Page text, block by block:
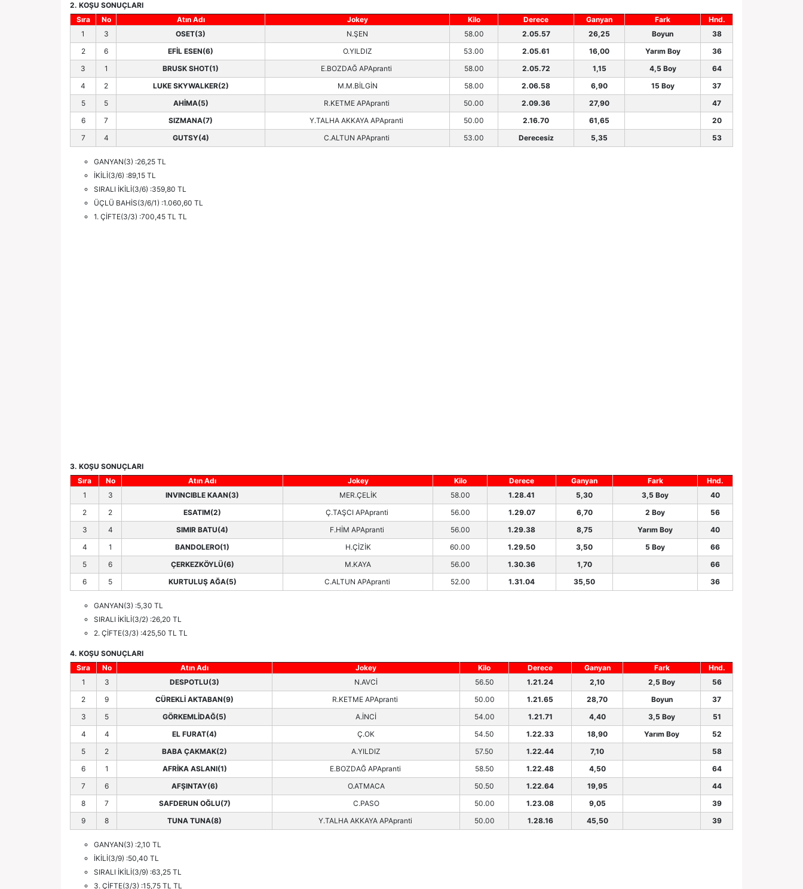
2. KOŞU SONUÇLARI
Sıra
No Atın Adı Jokey Kilo Derece Ganyan Fark
Hnd.
1
3 OSET(3) N.ŞEN 58.00 2.05.57 26,25 Boyun
38
2
6 EFİL ESEN(6) O.YILDIZ 53.00 2.05.61 16,00 Yarım Boy
36
3
1 BRUSK SHOT(1) E.BOZDAĞ APApranti 58.00 2.05.72 1,15 4,5 Boy
64
4
2 LUKE SKYWALKER(2) M.M.BİLGİN 58.00 2.06.58 6,90 15 Boy
37
5
5 AHİMA(5) R.KETME APApranti 50.00 2.09.36 27,90
47
6
7 SIZMANA(7) Y.TALHA AKKAYA APApranti 50.00 2.16.70 61,65
20
7
4 GUTSY(4) C.ALTUN APApranti 53.00 Derecesiz 5,35 53
GANYAN(3) :26,25 TL
İKİLİ(3/6) :89,15 TL
SIRALI İKİLİ(3/6) :359,80 TL
ÜÇLÜ BAHİS(3/6/1) :1.060,60 TL
1. ÇİFTE(3/3) :700,45 TL TL
3. KOŞU SONUÇLARI
Sıra
No Atın Adı Jokey Kilo Derece Ganyan Fark
Hnd.
1
3 INVINCIBLE KAAN(3) MER.ÇELİK 58.00 1.28.41 5,30 3,5 Boy
40
2
2 ESATIM(2) Ç.TAŞCI APApranti 56.00 1.29.07 6,70 2 Boy
56
3
4 SIMIR BATU(4) F.HİM APApranti 56.00 1.29.38 8,75 Yarım Boy
40
4
1 BANDOLERO(1) H.ÇİZİK 60.00 1.29.50 3,50 5 Boy
66
5
6 ÇERKEZKÖYLÜ(6) M.KAYA 56.00 1.30.36 1,70
66
6
5 KURTULUŞ AĞA(5) C.ALTUN APApranti 52.00 1.31.04 35,50 36
GANYAN(3) :5,30 TL
SIRALI İKİLİ(3/2) :26,20 TL
2. ÇİFTE(3/3) :425,50 TL TL
4. KOŞU SONUÇLARI
Sıra
No Atın Adı Jokey Kilo Derece Ganyan Fark
Hnd.
1
3 DESPOTLU(3) N.AVCİ 56.50 1.21.24 2,10 2,5 Boy
56
2
9 CÜREKLİ AKTABAN(9) R.KETME APApranti 50.00 1.21.65 28,70 Boyun
37
3
5 GÖRKEMLİDAĞ(5) A.İNCİ 54.00 1.21.71 4,40 3,5 Boy
51
4
4 EL FURAT(4) Ç.OK 54.50 1.22.33 18,90 Yarım Boy
52
5
2 BABA ÇAKMAK(2) A.YILDIZ 57.50 1.22.44 7,10
58
6
1 AFRİKA ASLANI(1) E.BOZDAĞ APApranti 58.50 1.22.48 4,50
64
7
6 AFŞINTAY(6) O.ATMACA 50.50 1.22.64 19,95
44
8
7 SAFDERUN OĞLU(7) C.PASO 50.00 1.23.08 9,05
39
9
8 TUNA TUNA(8) Y.TALHA AKKAYA APApranti 50.00 1.28.16 45,50 39
GANYAN(3) :2,10 TL
İKİLİ(3/9) :50,40 TL
SIRALI İKİLİ(3/9) :63,25 TL
3. ÇİFTE(3/3) :15,75 TL TL